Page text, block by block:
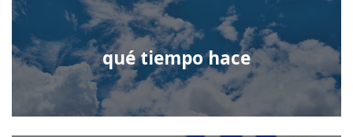
qué tiempo hace